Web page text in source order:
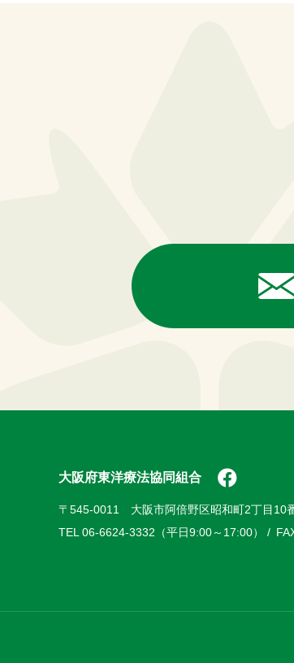
大阪府東洋療法協同組合
〒545-0011 大阪市阿倍野区昭和町2丁目10
TEL 06-6624-3332（平日9:00～17:00）